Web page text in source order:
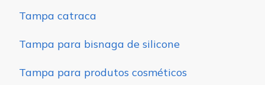
Tampa catraca
Tampa para bisnaga de silicone
Tampa para produtos cosméticos